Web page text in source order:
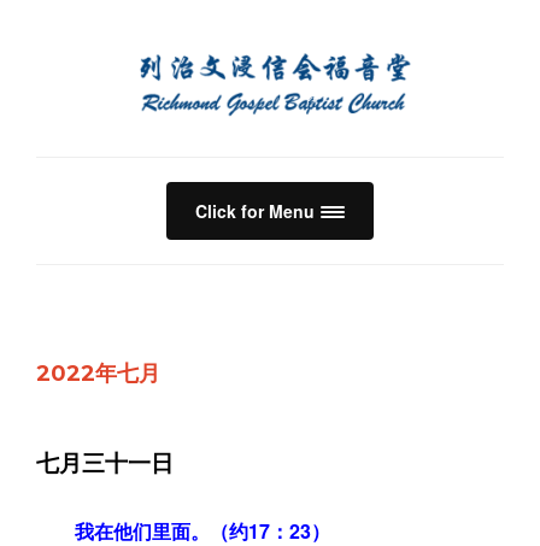
Click for Menu
2022年七月
七月三十一日
我在他们里面。（约17：23）